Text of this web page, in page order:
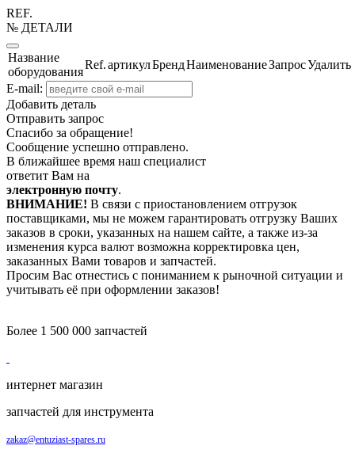
REF.
№ ДЕТАЛИ
Название
оборудования
Ref.артикулБрендНаименованиеЗапросУдалить
E-mail:
Добавить деталь
Отправить запрос
Спасибо за обращение!
Сообщение успешно отправлено.
В ближайшее время наш специалист
ответит Вам на
электронную почту.
ВНИМАНИЕ! В связи с приостановлением отгрузок
поставщиками, мы не можем гарантировать отгрузку Ваших
заказов в сроки, указанных на нашем сайте, а также из-за
изменения курса валют возможна корректировка цен,
заказанных Вами товаров и запчастей.
Просим Вас отнестись с пониманием к рыночной ситуации и
учитывать её при оформлении заказов!
Более 1 500 000 запчастей
интернет магазин
запчастей для инструмента
zakaz@entuziast-spares.ru